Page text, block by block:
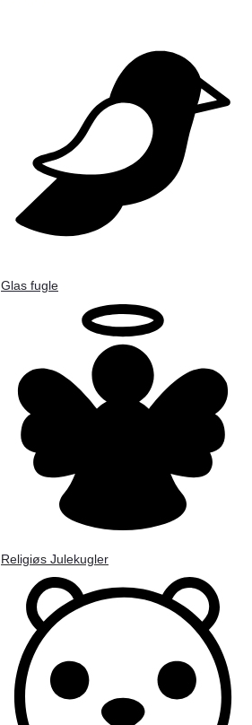
Glas fugle
Religiøs Julekugler